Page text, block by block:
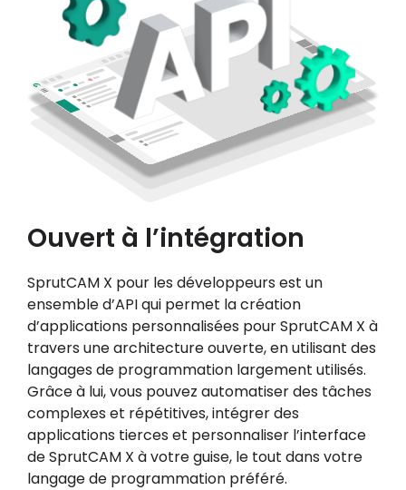
Ouvert à l’intégration
SprutCAM X pour les développeurs est un
ensemble d’API qui permet la création
d’applications personnalisées pour SprutCAM X à
travers une architecture ouverte, en utilisant des
langages de programmation largement utilisés.
Grâce à lui, vous pouvez automatiser des tâches
complexes et répétitives, intégrer des
applications tierces et personnaliser l’interface
de SprutCAM X à votre guise, le tout dans votre
langage de programmation préféré.